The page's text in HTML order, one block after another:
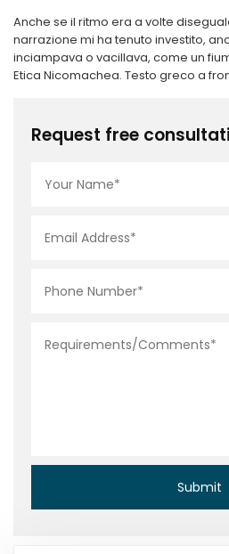
Anche se il ritmo era a volte
narrazione mi ha tenuto investito,
inciampava o vacillava, come un
Etica Nicomachea. Testo greco a
Request free